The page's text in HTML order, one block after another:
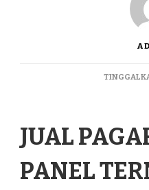
JUAL
PANEL